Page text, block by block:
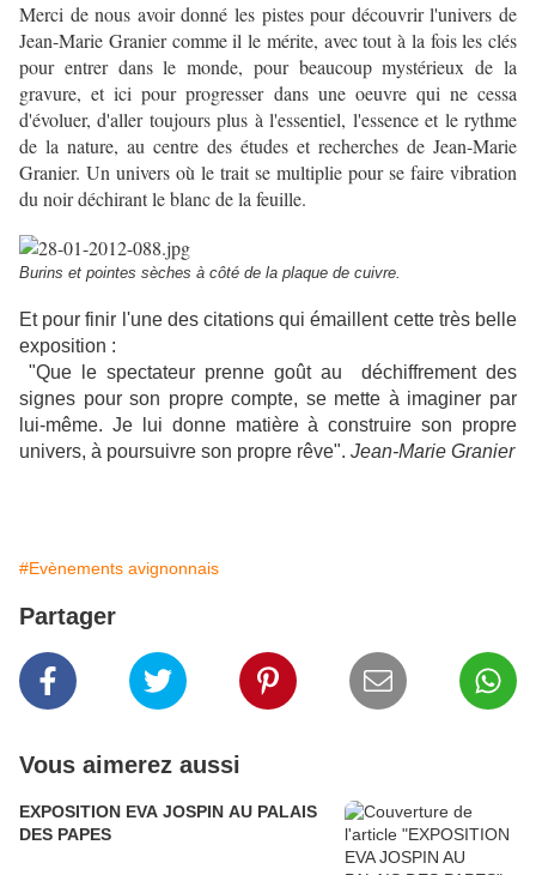
Merci de nous avoir donné les pistes pour découvrir l'univers de
Jean-Marie Granier comme il le mérite, avec tout à la fois les clés
pour entrer dans le monde, pour beaucoup mystérieux de la
gravure, et ici pour progresser dans une oeuvre qui ne cessa
d'évoluer, d'aller toujours plus à l'essentiel, l'essence et le rythme
de la nature, au centre des études et recherches de Jean-Marie
Granier. Un univers où le trait se multiplie pour se faire vibration
du noir déchirant le blanc de la feuille.
Burins et pointes sèches à côté de la plaque de cuivre.
Et pour finir l'une des citations qui émaillent cette très belle
exposition :
"Que le spectateur prenne goût au déchiffrement des
signes pour son propre compte, se mette à imaginer par
lui-même. Je lui donne matière à construire son propre
univers, à poursuivre son propre rêve". Jean-Marie Granier
#Evènements avignonnais
Partager
Vous aimerez aussi
EXPOSITION EVA JOSPIN AU PALAIS
DES PAPES